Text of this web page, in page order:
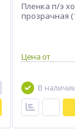
Пленка п/э
прозрачная
В